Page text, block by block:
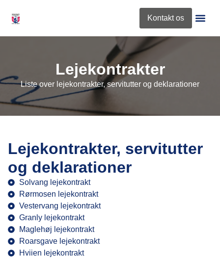
Kontakt os
Lejekontrakter
Liste over lejekontrakter, servitutter og deklarationer
Lejekontrakter, servitutter
og deklarationer
Solvang lejekontrakt
Rørmosen lejekontrakt
Vestervang lejekontrakt
Granly lejekontrakt
Maglehøj lejekontrakt
Roarsgave lejekontrakt
Hviien lejekontrakt